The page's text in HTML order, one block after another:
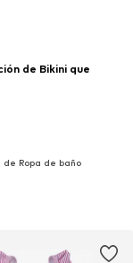
de Bikini que
Ropa de baño